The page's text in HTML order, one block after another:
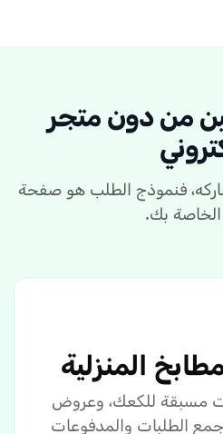
من دون متجر
فنموذج الطلب هو صفحة
الخاصة بك.
المنزلية
مسبقة للكعك، وعروض
الطلبات والمدفوعات